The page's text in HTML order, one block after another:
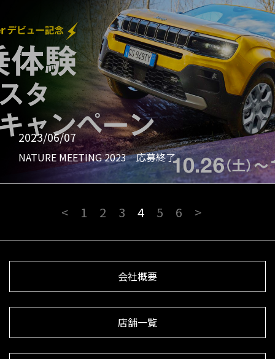
2023/06/07
NATURE MEETING 2023 応募終了
< 1 2 3 4 5 6 >
会社概要
店舗一覧